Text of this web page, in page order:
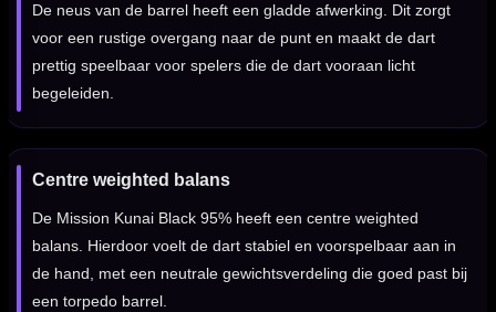
De neus van de barrel heeft een gladde afwerking. Dit zorgt
voor een rustige overgang naar de punt en maakt de dart
prettig speelbaar voor spelers die de dart vooraan licht
begeleiden.
Centre weighted balans
De Mission Kunai Black 95% heeft een centre weighted
balans. Hierdoor voelt de dart stabiel en voorspelbaar aan in
de hand, met een neutrale gewichtsverdeling die goed past bij
een torpedo barrel.